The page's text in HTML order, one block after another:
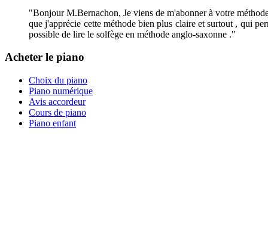
"Bonjour M.Bernachon, Je viens de m'abonner à votre
que j'apprécie cette méthode bien plus claire et surtout , qui
possible de lire le solfège en méthode anglo-saxonne ."
Acheter le piano
Choix du piano
Piano numérique
Avis accordeur
Cours de piano
Piano enfant